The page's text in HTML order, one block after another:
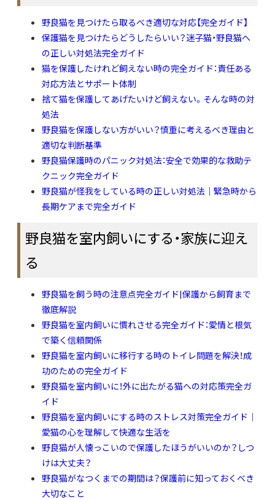
野良猫を見つけたら取るべき適切な対応【完全ガイド】
保護猫を見つけたらどうしたらいい？迷子猫・野良猫へ
の正しい対処法完全ガイド
猫を保護したけれど飼えない時の完全ガイド：責任ある
対応方法とサポート体制
捨て猫を保護してあげたいけど飼えない。そんな時の対
処法
野良猫を保護しない方がいい？慎重に考えるべき理由と
適切な判断基準
野良猫保護時のパニック対処法：安全で効果的な救助テ
クニック完全ガイド
野良猫が怪我をしている時の正しい対処法｜緊急時から
長期ケアまで完全ガイド
野良猫を室内飼いにする・家族に迎え
る
野良猫を飼う時の注意点完全ガイド|保護から飼育まで
徹底解説
野良猫を室内飼いに慣れさせる完全ガイド：愛情と根気
で築く信頼関係
野良猫を室内飼いに移行する時のトイレ問題を解決！成
功のための完全ガイド
野良猫を室内飼いに！外に出たがる猫への対応策完全ガ
イド
野良猫を室内飼いにする時のストレス対策完全ガイド｜
愛猫の心を理解して快適な生活を
野良猫が人懐っこいので保護したほうがいいのか？しつ
けは大丈夫？
野良猫がなつくまでの期間は？保護前に知っておくべき
大切なこと